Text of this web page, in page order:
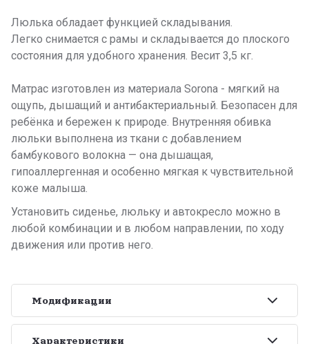
Люлька обладает функцией складывания.
Легко снимается с рамы и складывается до плоского
состояния для удобного хранения. Весит 3,5 кг.
Матрас изготовлен из материала Sorona - мягкий на
ощупь, дышащий и антибактериальный. Безопасен для
ребёнка и бережен к природе. Внутренняя обивка
люльки выполнена из ткани с добавлением
бамбукового волокна — она дышащая,
гипоаллергенная и особенно мягкая к чувствительной
коже малыша.
Установить сиденье, люльку и автокресло можно в
любой комбинации и в любом направлении, по ходу
движения или против него.
Модификации
Характеристики